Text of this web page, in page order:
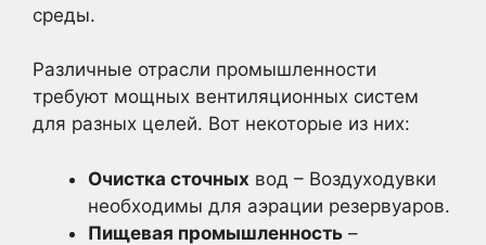
среды.
Различные отрасли промышленности
требуют мощных вентиляционных систем
для разных целей. Вот некоторые из них:
Очистка сточных вод – Воздуходувки
необходимы для аэрации резервуаров.
Пищевая промышленность –